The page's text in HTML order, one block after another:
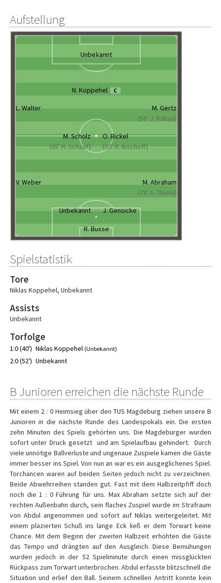
Aufstellung
Unbekannt
N. Koppehel C
L. Walter
M. Gertz
(58' J. Kabus)
M. Scholz
(65' H. Schaaf)
O. Bickel
(50' H. Bischoff)
V. Weber
M. Abraham
(78' A. Thiele)
Unbekannt
J. Gensicke
R. Busse
Spielstatistik
Tore
Niklas Koppehel, Unbekannt
Assists
Unbekannt
Torfolge
1:0 (40') Niklas Koppehel (Unbekannt)
2:0 (52') Unbekannt
B Junioren erreichen die nächste Runde
Mit einem 2 : 0 Heimsieg über den TUS Magdeburg ziehen unsere B
Junioren in die nächste Runde des Landespokals ein. Die ersten
zehn Minuten des Spiels gehörten uns. Die Magdeburger wurden
sofort unter Druck gesetzt und am Spielaufbau gehindert. Durch
viele unnötige Ballverluste und ungenaue Zuspiele kamen die Gäste
immer besser ins Spiel. Von nun an war es ein ausgeglichenes Spiel.
Torchancen waren auf beiden Seiten jedoch nicht zu verzeichnen.
Beide Abwehrreihen standen gut. Fast mit dem Halbzeitpfiff doch
noch die 1 : 0 Führung für uns. Max Abraham setzte sich auf der
rechten Außenbahn durch, sein flaches Zuspiel wurde im Strafraum
von Abdul angenommen und sofort auf Niklas weitergeleitet. Mit
einem plazierten Schuß ins lange Eck ließ er dem Torwart keine
Chance. Mit dem Beginn der zweiten Halbzeit erhöhten die Gäste
das Tempo und drängten auf den Ausgleich. Diese Bemühungen
wurden jedoch in der 52 Spielminute durch einen missglückten
Rückpass zum Torwart unterbrochen. Abdul erfasste blitzschnell die
Situation und erlief den Ball. Seinem schnellen Antritt konnte kein